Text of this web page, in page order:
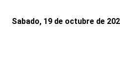
Sabado, 19 de octubre de